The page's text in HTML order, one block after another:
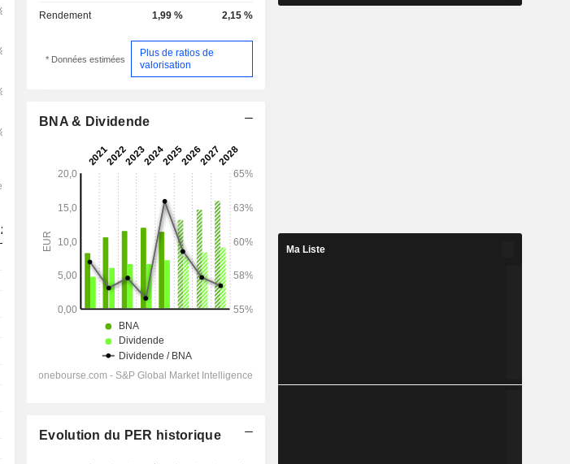
2025 2026 2027 2028
46 965 49 781
6,61 % 6 % 5,91 %
11 389 12 159 12 981
6,35 %
9 618 10 344
2,35 % 8,17 % 7,54 % 6,98 %
Rendement 1,99 % 2,15 %
* Données estimées
Plus de ratios de
valorisation
BNA & Dividende
Evolution du PER historique
Ma Liste